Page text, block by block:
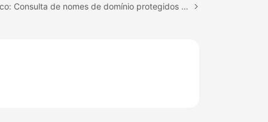
Próximo tópico: Consulta de nomes de domínio protegidos com todas as instâncias do WAF